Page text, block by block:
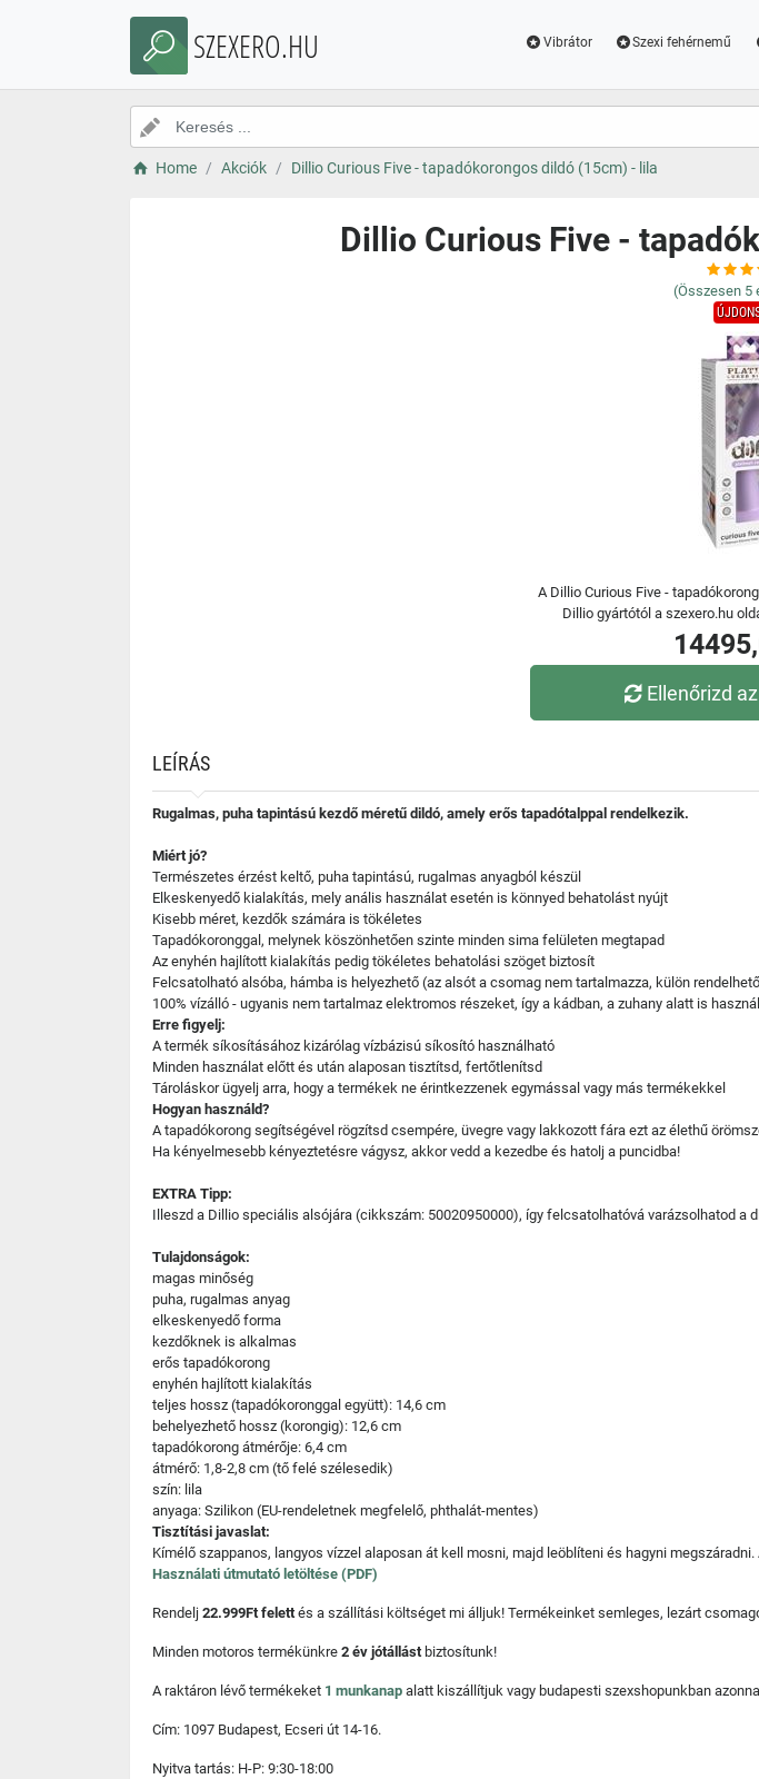
SZEXERO.HU Vibrátor Szexi fehérnemű
Home Akciók Dillio Curious Five - tapadókorongos dildó (15cm) - lila
Dillio Curious Five -
(Összesen 5
A Dillio Curious Five -
Dillio gyártótól a szexero.hu
Ellenőrizd
LEÍRÁS
Rugalmas, puha tapintású kezdő méretű dildó, amely erős tapadótalppal rendelkezik.
Miért jó?
Természetes érzést keltő, puha tapintású, rugalmas anyagból készül
Elkeskenyedő kialakítás, mely anális használat esetén is könnyed behatolást nyújt
Kisebb méret, kezdők számára is tökéletes
Tapadókoronggal, melynek köszönhetően szinte minden sima felületen megtapad
Az enyhén hajlított kialakítás pedig tökéletes behatolási szöget biztosít
Felcsatolható alsóba, hámba is helyezhető (az alsót a csomag nem tartalmazza, külön
100% vízálló - ugyanis nem tartalmaz elektromos részeket, így a kádban, a zuhany alatt is
Erre figyelj:
A termék síkosításához kizárólag vízbázisú síkosító használható
Minden használat előtt és után alaposan tisztítsd, fertőtlenítsd
Tároláskor ügyelj arra, hogy a termékek ne érintkezzenek egymással vagy más termékekkel
Hogyan használd?
A tapadókorong segítségével rögzítsd csempére, üvegre vagy lakkozott fára ezt az élethű
Ha kényelmesebb kényeztetésre vágysz, akkor vedd a kezedbe és hatolj a puncidba!
EXTRA Tipp:
Illeszd a Dillio speciális alsójára (cikkszám: 50020950000), így felcsatolhatóvá varázsolhatod a
Tulajdonságok:
magas minőség
puha, rugalmas anyag
elkeskenyedő forma
kezdőknek is alkalmas
erős tapadókorong
enyhén hajlított kialakítás
teljes hossz (tapadókoronggal együtt): 14,6 cm
behelyezhető hossz (korongig): 12,6 cm
tapadókorong átmérője: 6,4 cm
átmérő: 1,8-2,8 cm (tő felé szélesedik)
szín: lila
anyaga: Szilikon (EU-rendeletnek megfelelő, phthalát-mentes)
Tisztítási javaslat:
Kímélő szappanos, langyos vízzel alaposan át kell mosni, majd leöblíteni és hagyni
Használati útmutató letöltése (PDF)
Rendelj 22.999Ft felettés a szállítási költséget mi álljuk! Termékeinket semleges, lezárt
Minden motoros termékünkre 2 év jótállást biztosítunk!
A raktáron lévő termékeket 1 munkanap alatt kiszállítjuk vagy budapesti szexshopunkban
Cím: 1097 Budapest, Ecseri út 14-16.
Nyitva tartás: H-P: 9:30-18:00